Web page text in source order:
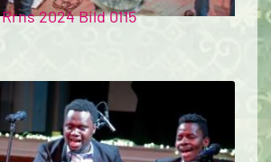
Rrns 2024 Bild 0115